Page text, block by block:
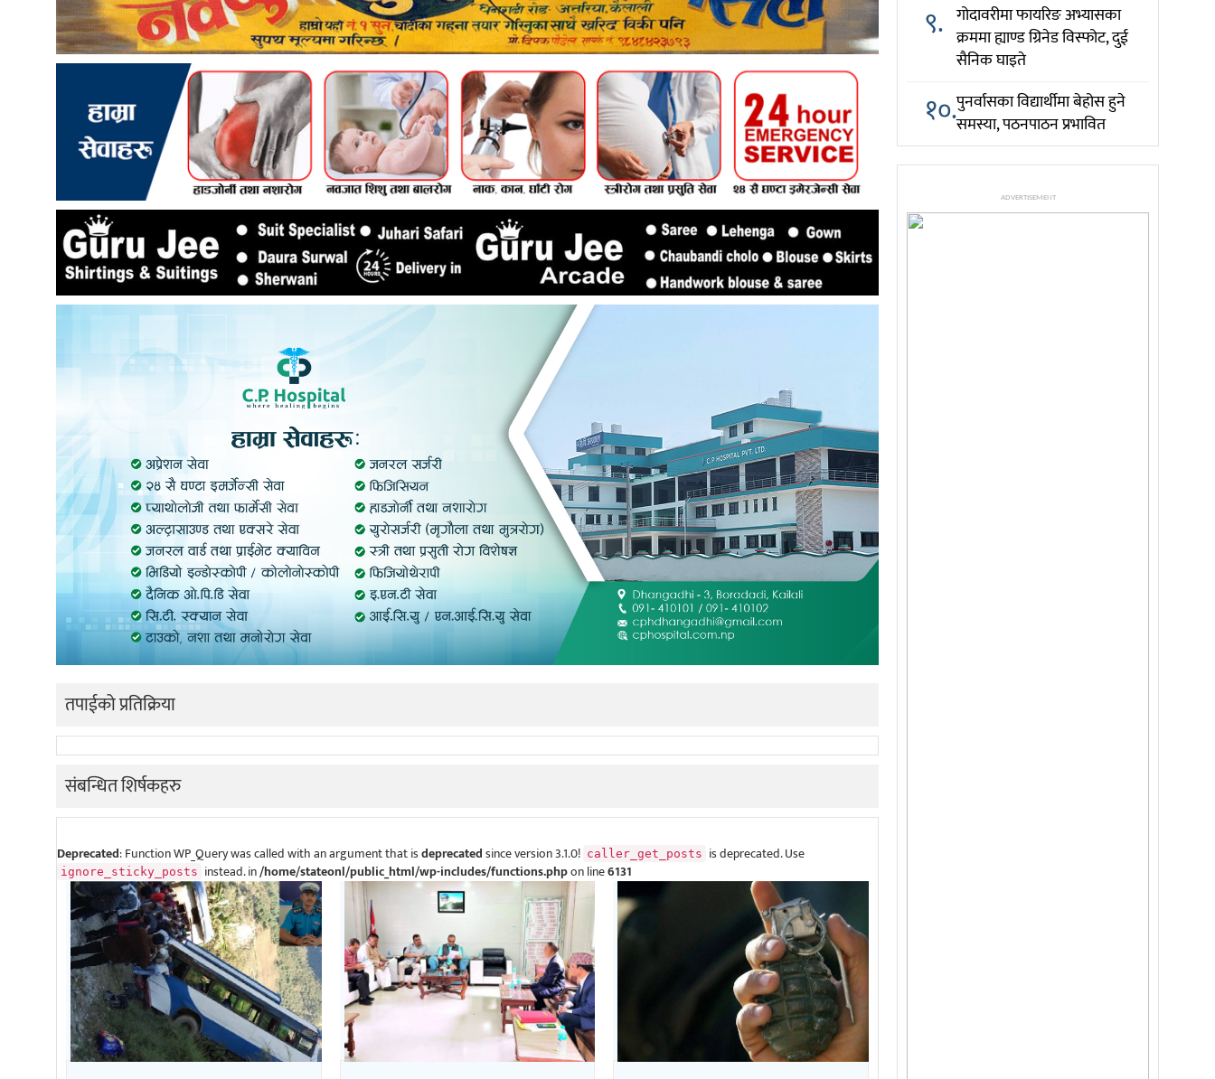
तपाईको प्रतिक्रिया
संबन्धित शिर्षकहरु
Deprecated: Function WP_Query was called with an argument that isdeprecatedsince version 3.1.0! caller_get_posts is deprecated. Use
ignore_sticky_posts instead. in/home/stateonl/public_html/wp-includes/functions.phpon line6131
९. गोदावरीमा फायरिङ अभ्यासका
क्रममा ह्याण्ड ग्रिनेड विस्फोट, दुई
सैनिक घाइते
१०.पुनर्वासका विद्यार्थीमा बेहोस हुने
समस्या, पठनपाठन प्रभावित
ADVERTISEMENT